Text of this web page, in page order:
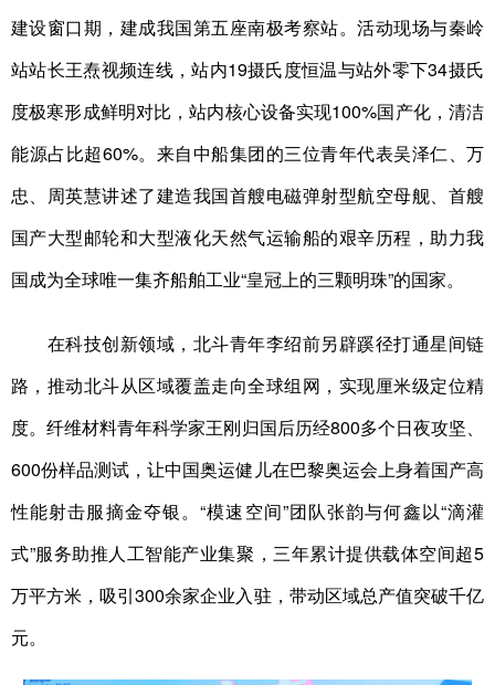
建设窗口期，建成我国第五座南极考察站。活动现场与秦岭
站站长王焘视频连线，站内19摄氏度恒温与站外零下34摄氏
度极寒形成鲜明对比，站内核心设备实现100%国产化，清洁
能源占比超60%。来自中船集团的三位青年代表吴泽仁、万
忠、周英慧讲述了建造我国首艘电磁弹射型航空母舰、首艘
国产大型邮轮和大型液化天然气运输船的艰辛历程，助力我
国成为全球唯一集齐船舶工业“皇冠上的三颗明珠”的国家。
在科技创新领域，北斗青年李绍前另辟蹊径打通星间链
路，推动北斗从区域覆盖走向全球组网，实现厘米级定位精
度。纤维材料青年科学家王刚归国后历经800多个日夜攻坚、
600份样品测试，让中国奥运健儿在巴黎奥运会上身着国产高
性能射击服摘金夺银。“模速空间”团队张韵与何鑫以“滴灌
式”服务助推人工智能产业集聚，三年累计提供载体空间超5
万平方米，吸引300余家企业入驻，带动区域总产值突破千亿
元。